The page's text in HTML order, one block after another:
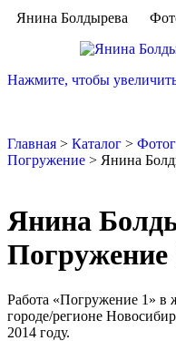
Янина Болдырева
Нажмите, чтобы
Главная > Каталог >
Погружение > Янина
Янина
Погружение
Работа «Погружение 1» в
городе/регионе
2014 году.